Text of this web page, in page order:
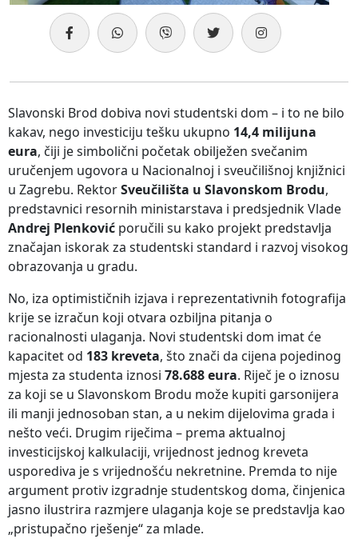
Slavonski Brod dobiva novi studentski dom – i to ne bilo
kakav, nego investiciju tešku ukupno 14,4 milijuna
eura, čiji je simbolični početak obilježen svečanim
uručenjem ugovora u Nacionalnoj i sveučilišnoj knjižnici
u Zagrebu. RektorSveučilišta u Slavonskom Brodu,
predstavnici resornih ministarstava i predsjednik Vlade
Andrej Plenković poručili su kako projekt predstavlja
značajan iskorak za studentski standard i razvoj visokog
obrazovanja u gradu.
No, iza optimističnih izjava i reprezentativnih fotografija
krije se izračun koji otvara ozbiljna pitanja o
racionalnosti ulaganja. Novi studentski dom imat će
kapacitet od 183 kreveta, što znači da cijena pojedinog
mjesta za studenta iznosi 78.688 eura. Riječ je o iznosu
za koji se u Slavonskom Brodu može kupiti garsonijera
ili manji jednosoban stan, a u nekim dijelovima grada i
nešto veći. Drugim riječima – prema aktualnoj
investicijskoj kalkulaciji, vrijednost jednog kreveta
usporediva je s vrijednošću nekretnine. Premda to nije
argument protiv izgradnje studentskog doma, činjenica
jasno ilustrira razmjere ulaganja koje se predstavlja kao
„pristupačno rješenje“ za mlade.